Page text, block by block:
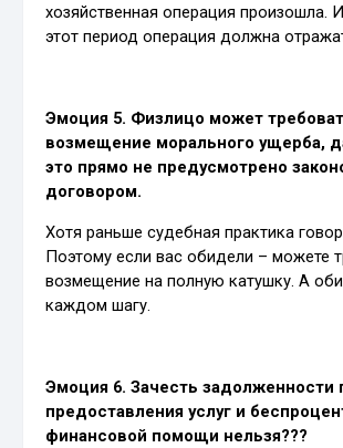
хозяйственная операция произошла.
этот период операция должна
Эмоция 5. Физлицо может
возмещение морального ущерба,
это прямо не предусмотрено
договором.
Хотя раньше судебная практика
Поэтому если вас обидели – можете
возмещение на полную катушку. А
каждом шагу.
Эмоция 6. Зачесть задолженности
предоставления услуг и
финансовой помощи нельзя???